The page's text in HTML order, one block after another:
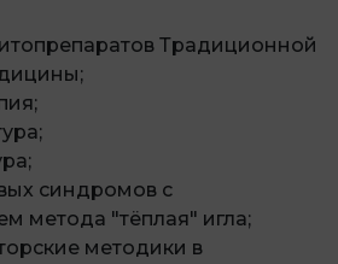
Традиционной
синдромов с
метода "тёплая" игла;
методики в